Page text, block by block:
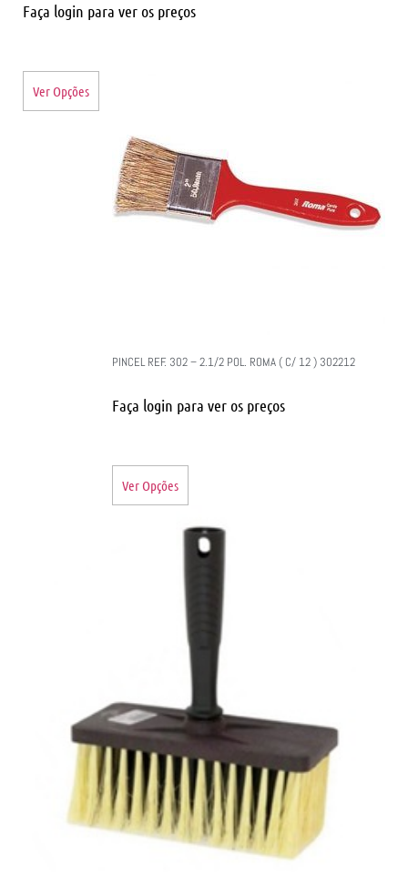
Faça login para ver os preços
Ver Opções
PINCEL REF. 302 – 2.1/2 POL. ROMA ( C/ 12 ) 302212
Faça login para ver os preços
Ver Opções